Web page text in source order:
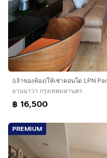
ยานนาวา กรุงเทพมหานคร
฿ 16,500
PREMIUM